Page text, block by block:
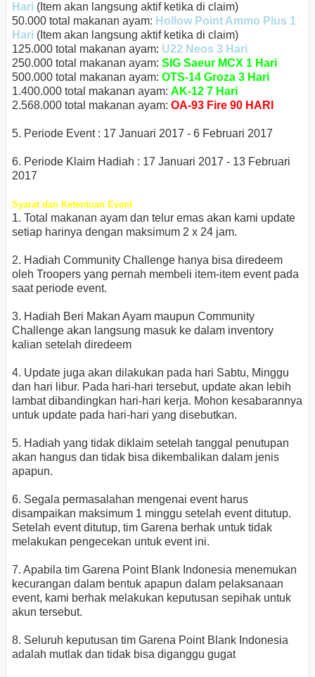
Hari (Item akan langsung aktif ketika di claim)
50.000 total makanan ayam: Hollow Point Ammo Plus 1
Hari (Item akan langsung aktif ketika di claim)
125.000 total makanan ayam: U22 Neos 3 Hari
250.000 total makanan ayam: SIG Saeur MCX 1 Hari
500.000 total makanan ayam: OTS-14 Groza 3 Hari
1.400.000 total makanan ayam: AK-12 7 Hari
2.568.000 total makanan ayam: OA-93 Fire 90 HARI
5. Periode Event : 17 Januari 2017 - 6 Februari 2017
6. Periode Klaim Hadiah : 17 Januari 2017 - 13 Februari
2017
Syarat dan Ketentuan Event
1. Total makanan ayam dan telur emas akan kami update
setiap harinya dengan maksimum 2 x 24 jam.
2. Hadiah Community Challenge hanya bisa diredeem
oleh Troopers yang pernah membeli item-item event pada
saat periode event.
3. Hadiah Beri Makan Ayam maupun Community
Challenge akan langsung masuk ke dalam inventory
kalian setelah diredeem
4. Update juga akan dilakukan pada hari Sabtu, Minggu
dan hari libur. Pada hari-hari tersebut, update akan lebih
lambat dibandingkan hari-hari kerja. Mohon kesabarannya
untuk update pada hari-hari yang disebutkan.
5. Hadiah yang tidak diklaim setelah tanggal penutupan
akan hangus dan tidak bisa dikembalikan dalam jenis
apapun.
6. Segala permasalahan mengenai event harus
disampaikan maksimum 1 minggu setelah event ditutup.
Setelah event ditutup, tim Garena berhak untuk tidak
melakukan pengecekan untuk event ini.
7. Apabila tim Garena Point Blank Indonesia menemukan
kecurangan dalam bentuk apapun dalam pelaksanaan
event, kami berhak melakukan keputusan sepihak untuk
akun tersebut.
8. Seluruh keputusan tim Garena Point Blank Indonesia
adalah mutlak dan tidak bisa diganggu gugat